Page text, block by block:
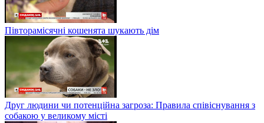
Півторамісячні кошенята шукають дім
Друг людини чи потенційна загроза: Правила співіснування з
собакою у великому місті